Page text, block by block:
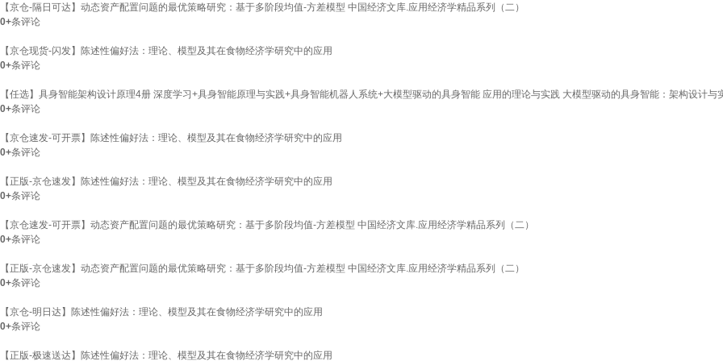
【京仓-隔日可达】动态资产配置问题的最优策略研究：基于多阶段均值-方差模型 中国经济文库.应用经济学精品系列（二）
0+条评论
【京仓现货-闪发】陈述性偏好法：理论、模型及其在食物经济学研究中的应用
0+条评论
【任选】具身智能架构设计原理4册 深度学习+具身智能原理与实践+具身智能机器人系统+大模型驱动的具身智能 应用的理论与实践 大模型驱动的具身智能：架构设计与
0+条评论
【京仓速发-可开票】陈述性偏好法：理论、模型及其在食物经济学研究中的应用
0+条评论
【正版-京仓速发】陈述性偏好法：理论、模型及其在食物经济学研究中的应用
0+条评论
【京仓速发-可开票】动态资产配置问题的最优策略研究：基于多阶段均值-方差模型 中国经济文库.应用经济学精品系列（二）
0+条评论
【正版-京仓速发】动态资产配置问题的最优策略研究：基于多阶段均值-方差模型 中国经济文库.应用经济学精品系列（二）
0+条评论
【京仓-明日达】陈述性偏好法：理论、模型及其在食物经济学研究中的应用
0+条评论
【正版-极速送达】陈述性偏好法：理论、模型及其在食物经济学研究中的应用